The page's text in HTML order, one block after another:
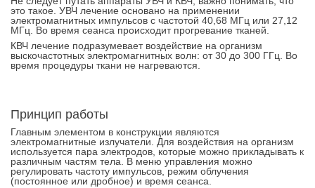
это такое. УВЧ лечение основано на применении
электромагнитных импульсов с частотой 40,68 МГц или 27,12
МГц. Во время сеанса происходит прогревание тканей.
КВЧ лечение подразумевает воздействие на организм
выскочастотных электромагнитных волн: от 30 до 300 ГГц. Во
время процедуры ткани не нагреваются.
Принцип работы
Главным элементом в конструкции являются
электромагнитные излучатели. Для воздействия на организм
используется пара электродов, которые можно прикладывать к
различным частям тела. В меню управления можно
регулировать частоту импульсов, режим облучения
(постоянное или дробное) и время сеанса.